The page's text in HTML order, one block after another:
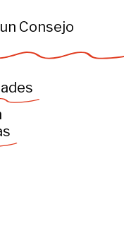
Consejo